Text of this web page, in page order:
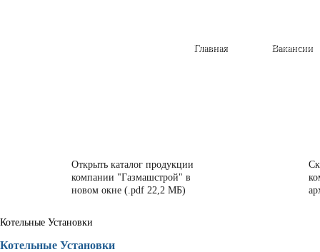
Вакансии
Главная
Открыть каталог продукции
компании "Газмашстрой" в
новом окне (.pdf 22,2 МБ)
Котельные Установки
Котельные Установки